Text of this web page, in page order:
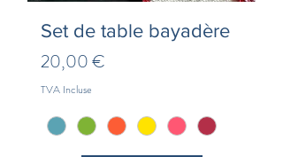
Set de table bayadère
Prix
20,00 €
TVA Incluse